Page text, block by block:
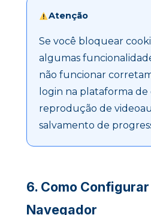
Atenção
Se você bloquear
algumas
não funcionar
login na plataforma de
reprodução de
salvamento de
6. Como
Navegador